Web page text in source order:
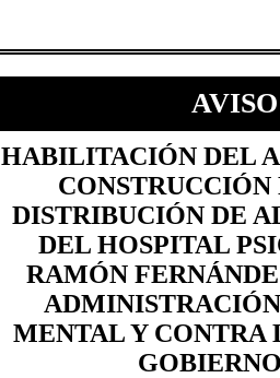
​HABILITACIÓN DEL
DISTRIBUCIÓN DE
DEL HOSPITAL
RAMÓN
MENTAL Y CONTRA